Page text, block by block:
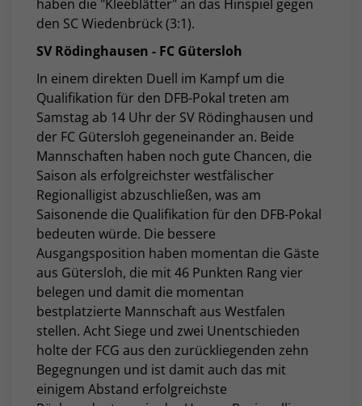
haben die "Kleeblätter" an das Hinspiel gegen
den SC Wiedenbrück (3:1).
SV Rödinghausen - FC Gütersloh
In einem direkten Duell im Kampf um die
Qualifikation für den DFB-Pokal treten am
Samstag ab 14 Uhr der SV Rödinghausen und
der FC Gütersloh gegeneinander an. Beide
Mannschaften haben noch gute Chancen, die
Saison als erfolgreichster westfälischer
Regionalligist abzuschließen, was am
Saisonende die Qualifikation für den DFB-Pokal
bedeuten würde. Die bessere
Ausgangsposition haben momentan die Gäste
aus Gütersloh, die mit 46 Punkten Rang vier
belegen und damit die momentan
bestplatzierte Mannschaft aus Westfalen
stellen. Acht Siege und zwei Unentschieden
holte der FCG aus den zurückliegenden zehn
Begegnungen und ist damit auch das mit
einigem Abstand erfolgreichste